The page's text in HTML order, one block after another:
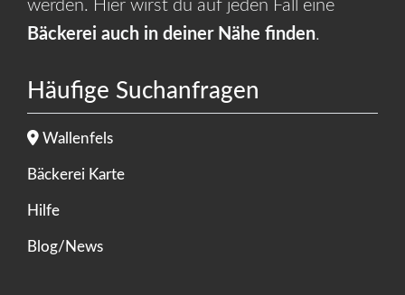
werden. Hier wirst du auf jeden Fall eine
Bäckerei auch in deiner Nähe finden.
Häufige Suchanfragen
Wallenfels
Bäckerei Karte
Hilfe
Blog/News